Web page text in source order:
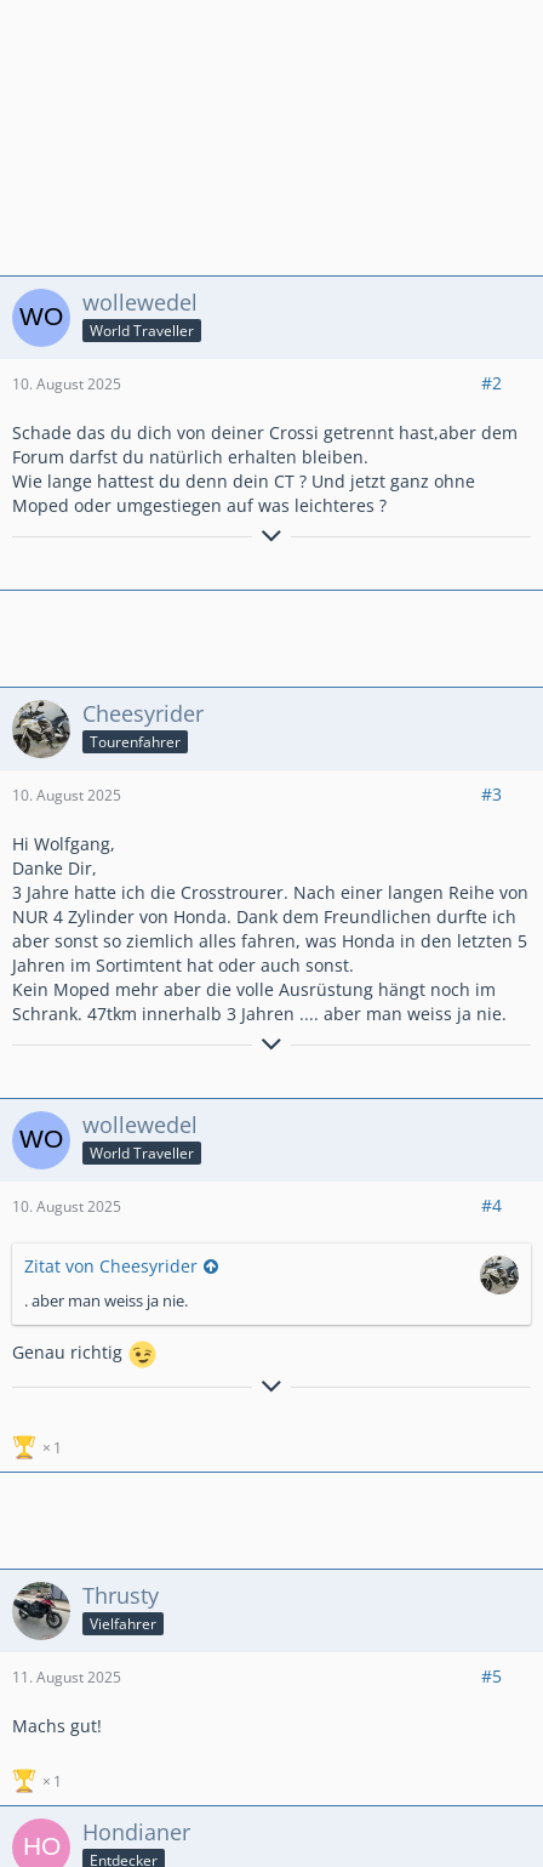
wollewedel
World Traveller
10. August 2025 #2
Schade das du dich von deiner Crossi getrennt hast,aber dem
Forum darfst du natürlich erhalten bleiben.
Wie lange hattest du denn dein CT ? Und jetzt ganz ohne
Moped oder umgestiegen auf was leichteres ?
GlG.Wolfgang aus dem schönen Bergischen Land
Cheesyrider
Tourenfahrer
10. August 2025 #3
Hi Wolfgang,
Danke Dir,
3 Jahre hatte ich die Crosstrourer. Nach einer langen Reihe von
NUR 4 Zylinder von Honda. Dank dem Freundlichen durfte ich
aber sonst so ziemlich alles fahren, was Honda in den letzten 5
Jahren im Sortimtent hat oder auch sonst.
Kein Moped mehr aber die volle Ausrüstung hängt noch im
Schrank. 47tkm innerhalb 3 Jahren .... aber man weiss ja nie.
Wer ZEN beherrscht kennt keine Spritpreise
wollewedel
World Traveller
10. August 2025 #4
Zitat von Cheesyrider
. aber man weiss ja nie.
Genau richtig
GlG.Wolfgang aus dem schönen Bergischen Land
1
Thrusty
Vielfahrer
11. August 2025 #5
Machs gut!
1
Hondianer
Entdecker